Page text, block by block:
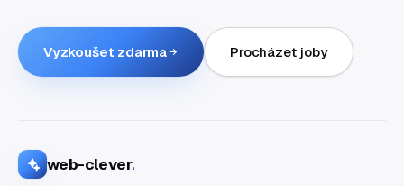
Vyzkoušet zdarma Procházet joby
web-clever.